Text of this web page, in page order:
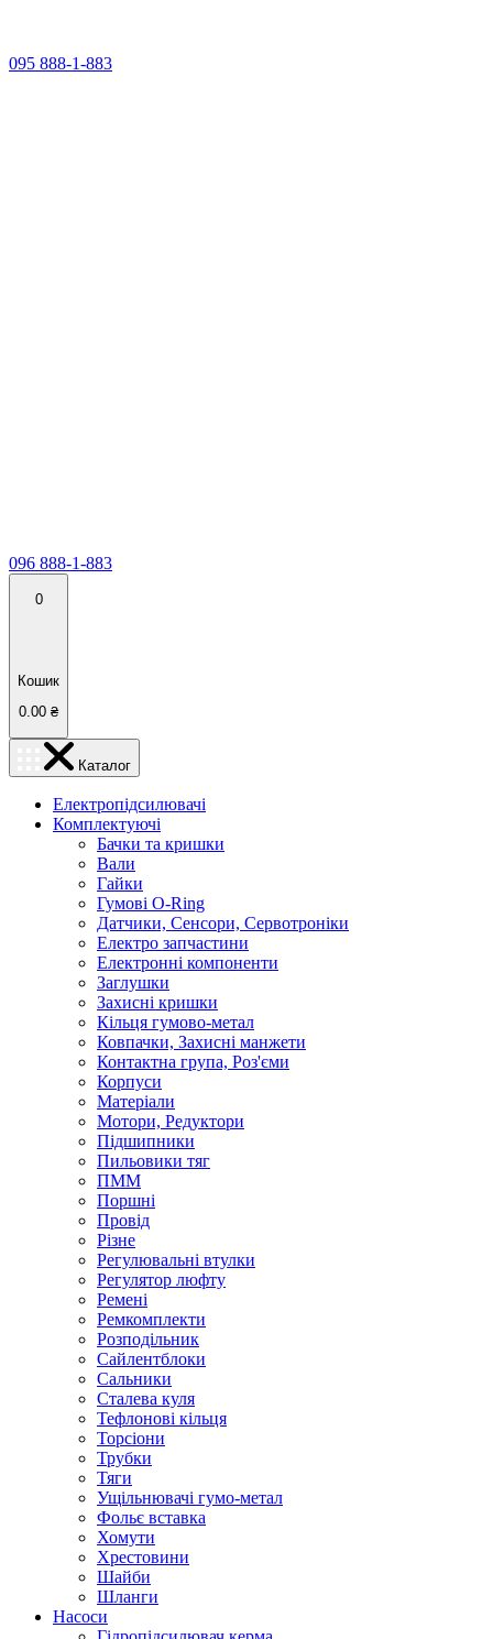
095 888-1-883
096 888-1-883
0
Кошик
0.00 ₴
Каталог
Електропідсилювачі
Комплектуючі
Бачки та кришки
Вали
Гайки
Гумові O-Ring
Датчики, Сенсори, Сервотроніки
Електро запчастини
Електронні компоненти
Заглушки
Захисні кришки
Кільця гумово-метал
Ковпачки, Захисні манжети
Контактна група, Роз'єми
Корпуси
Матеріали
Мотори, Редуктори
Підшипники
Пильовики тяг
ПММ
Поршні
Провід
Різне
Регулювальні втулки
Регулятор люфту
Ремені
Ремкомплекти
Розподільник
Сайлентблоки
Сальники
Сталева куля
Тефлонові кільця
Торсіони
Трубки
Тяги
Ущільнювачі гумо-метал
Фольє вставка
Хомути
Хрестовини
Шайби
Шланги
Насоси